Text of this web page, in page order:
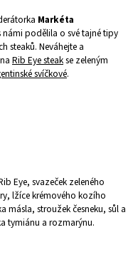
Markéta
námi podělila o své tajné tipy
steaků. Neváhejte a
Rib Eye steakse zeleným
svíčkové.
Eye, svazeček zeleného
lžíce krémového kozího
másla, stroužek česneku, sůl a
tymiánu a rozmarýnu.